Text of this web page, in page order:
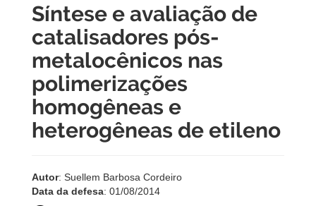
Síntese e avaliação de
catalisadores pós-
metalocênicos nas
polimerizações
homogêneas e
heterogêneas de etileno
Autor: Suellem Barbosa Cordeiro
Data da defesa: 01/08/2014